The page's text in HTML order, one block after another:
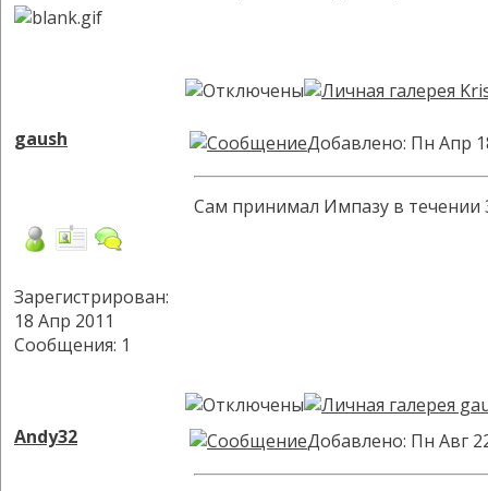
gaush
Зарегистрирован:
18 Апр 2011
Сообщения: 1
Добавлено: Пн Апр
Сам принимал Импазу в течении
Andy32 Добавлено: Пн Авг